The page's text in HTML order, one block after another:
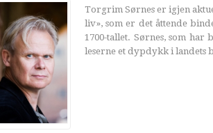
Torgrim Sørnes er igjen
liv», som er det åttende
1700-tallet. Sørnes, som
leserne et dypdykk i landets